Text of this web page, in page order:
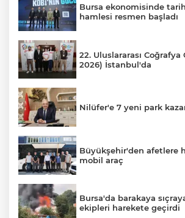
Bursa ekonomisinde
hamlesi resmen başladı
22. Uluslararası
2026) İstanbul'da
Nilüfer'e 7 yeni park
Büyükşehir'den afetlere
mobil araç
Bursa'da barakaya
ekipleri harekete geçirdi